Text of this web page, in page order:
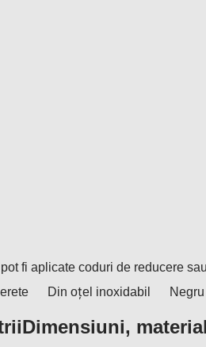
fi aplicate coduri de reducere
Din oțel inoxidabil Negru
Dimensiuni,